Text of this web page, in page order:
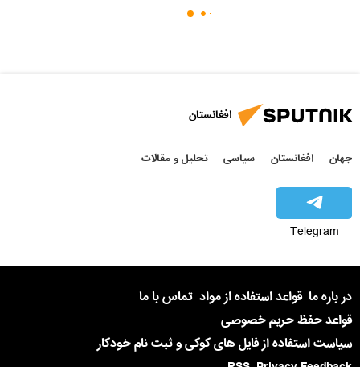
افغانستان
جهان افغانستان سیاسی تحلیل و مقالات
Telegram
در باره ما قواعد استفاده از مواد تماس با ما
قواعد حفظ حریم خصوصی
سیاست استفاده از فایل های کوکی و ثبت نام خودکار